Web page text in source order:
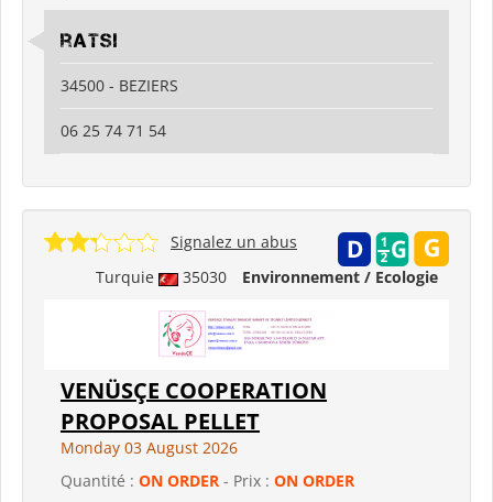
ratsi
34500 - BEZIERS
06 25 74 71 54
Turquie 35030 Environnement / Ecologie
Signalez un abus
VENÜSÇE COOPERATION
PROPOSAL PELLET
Monday 03 August 2026
Quantité : ON ORDER - Prix : ON ORDER